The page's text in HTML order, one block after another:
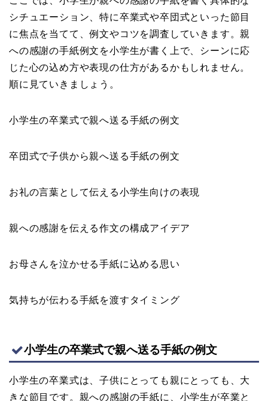
シチュエーション、特に卒業式や卒団式といった節目
に焦点を当てて、例文やコツを調査していきます。親
への感謝の手紙例文を小学生が書く上で、シーンに応
じた心の込め方や表現の仕方があるかもしれません。
順に見ていきましょう。
小学生の卒業式で親へ送る手紙の例文
卒団式で子供から親へ送る手紙の例文
お礼の言葉として伝える小学生向けの表現
親への感謝を伝える作文の構成アイデア
お母さんを泣かせる手紙に込める思い
気持ちが伝わる手紙を渡すタイミング
小学生の卒業式で親へ送る手紙の例文
小学生の卒業式は、子供にとっても親にとっても、大
きな節目です。親への感謝の手紙に、小学生が卒業と